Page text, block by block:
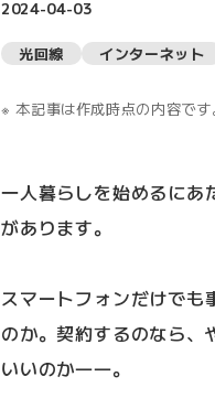
2024-04-03
光回線 インターネット
本記事は作成時点の内容です
一人暮らしを始めるにあ
があります。
スマートフォンだけでも
のか。契約するのなら
いいのか――。